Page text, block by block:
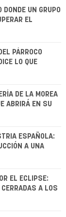
DONDE UN GRUPO
EL
PÁRROCO
LO QUE
DE LA MOREA
ABRIRÁ EN SU
ESPAÑOLA:
A UNA
EL ECLIPSE:
A LOS